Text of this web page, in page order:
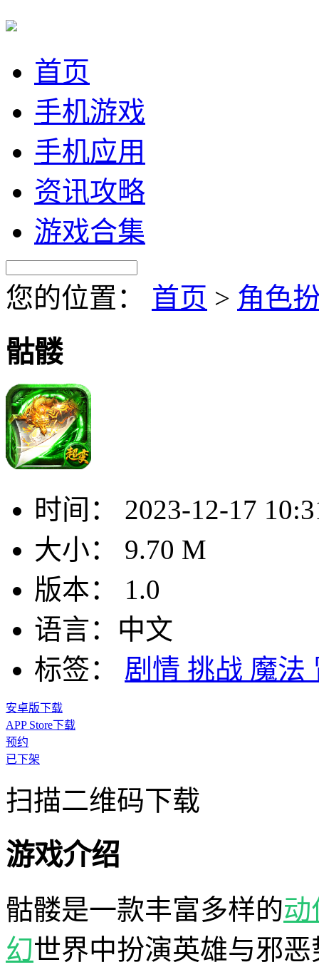
首页
手机游戏
手机应用
资讯攻略
游戏合集
您的位置： 首页 > 角色
骷髅
时间：
2023-12-17
大小：
9.70 M
版本：
1.0
语言： 中文
标签：
剧情 挑战 魔法
安卓版下载
APP Store下载
预约
已下架
扫描二维码下载
游戏介绍
骷髅是一款丰富多样的动
幻世界中扮演英雄与邪